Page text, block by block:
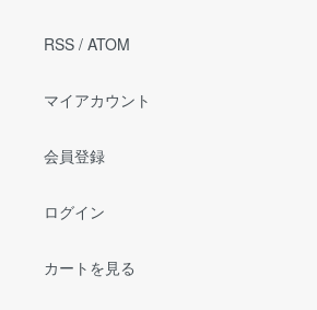
RSS / ATOM
マイアカウント
会員登録
ログイン
カートを見る